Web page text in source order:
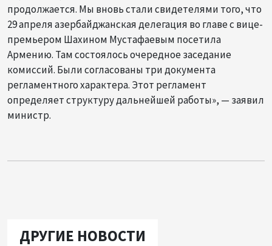
продолжается. Мы вновь стали свидетелями того, что
29 апреля азербайджанская делегация во главе с вице-
премьером Шахином Мустафаевым посетила
Армению. Там состоялось очередное заседание
комиссий. Были согласованы три документа
регламентного характера. Этот регламент
определяет структуру дальнейшей работы», — заявил
министр.
ДРУГИЕ НОВОСТИ